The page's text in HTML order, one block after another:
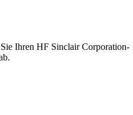
Ihren HF Sinclair Corporation-